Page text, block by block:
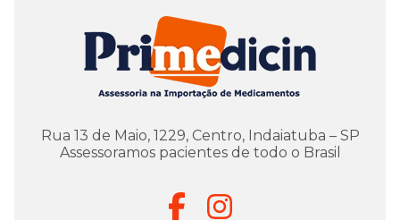
Rua 13 de Maio, 1229, Centro, Indaiatuba – SP
Assessoramos pacientes de todo o Brasil